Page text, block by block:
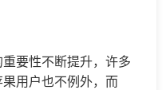
要性不断提升，许多
用户也不例外，而